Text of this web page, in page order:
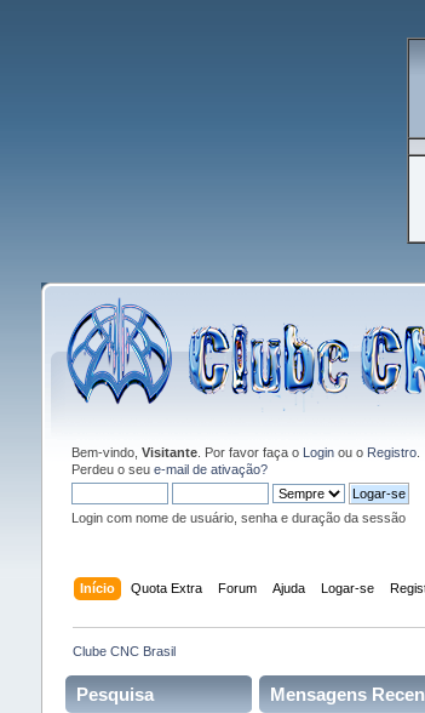
Bem-vindo, Visitante. Por favor faça o Loginou o Registro.
Perdeu o seu e-mail de ativação?
Login com nome de usuário, senha e duração da sessão
Início Quota Extra Forum Ajuda Logar-se
Clube CNC Brasil
Pesquisa Mensagens